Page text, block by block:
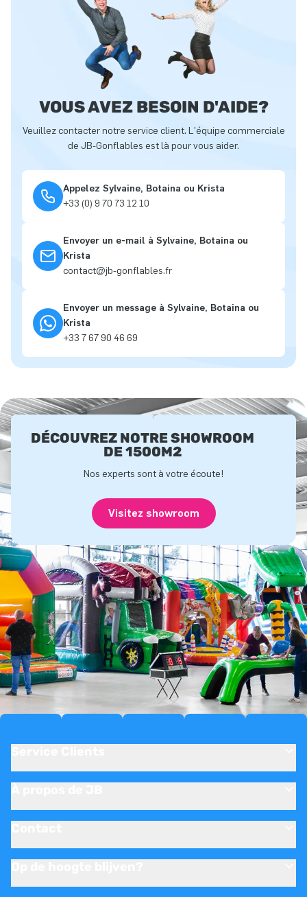
VOUS AVEZ BESOIN D'AIDE?
Veuillez contacter notre service client. L'équipe commerciale
de JB-Gonflables est là pour vous aider.
Appelez Sylvaine, Botaina ou Krista
+33 (0) 9 70 73 12 10
Envoyer un e-mail à Sylvaine, Botaina ou
Krista
contact@jb-gonflables.fr
Envoyer un message à Sylvaine, Botaina ou
Krista
+33 7 67 90 46 69
DÉCOUVREZ NOTRE SHOWROOM
DE 1500M2
Nos experts sont à votre écoute!
Visitez showroom